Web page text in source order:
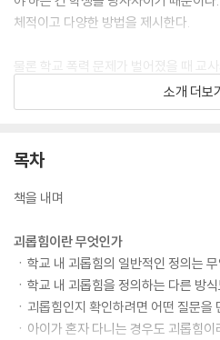
체적이고 다양한 방법을 제시한다.
물론 학교 폭력 문제가 벌어졌을 때 교
주목할 점이 있다. 이 책은 학교 내 괴롭
진다고 보지 않는다. 학생이 교사를, 양
다 자살한 교사가 늘고 있다는 점에서
제가 더 심각하다. 저자는 큰 틀에서의
이처럼 이 책은 괴롭힘의 뿌리부터 현
육자, 학교 상담사, 보건 교사, 교장, 교
괴롭힘을 끝내고 싶은 모든 이에게 요
것이다.
소개 더보
목차
책을 내며
괴롭힘이란 무엇인가
ㆍ학교 내 괴롭힘의 일반적인 정의는
ㆍ학교 내 괴롭힘을 정의하는 다른 방
ㆍ괴롭힘인지 확인하려면 어떤 질문을
ㆍ아이가 혼자 다니는 경우도 괴롭힘